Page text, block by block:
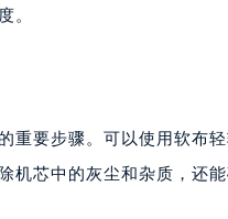
。
重要步骤。可以使用软布
机芯中的灰尘和杂质，还